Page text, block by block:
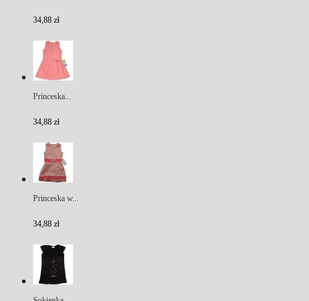
34,88 zł
Princeska...
34,88 zł
Princeska w...
34,88 zł